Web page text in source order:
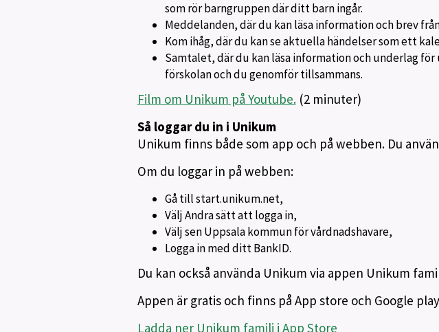
som rör barngruppen där ditt barn ingår.
Meddelanden, där du kan läsa information och brev
Kom ihåg, där du kan se aktuella händelser som ett
Samtalet, där du kan läsa information och underlag
förskolan och du genomför tillsammans.
Film om Unikum på Youtube.(2 minuter)
Så loggar du in i Unikum
Unikum finns både som app och på webben. Du
Om du loggar in på webben:
Gå till start.unikum.net,
Välj Andra sätt att logga in,
Välj sen Uppsala kommun för vårdnadshavare,
Logga in med ditt BankID.
Du kan också använda Unikum via appen Unikum
Appen är gratis och finns på App store och Google
Ladda ner Unikum familj i App Store